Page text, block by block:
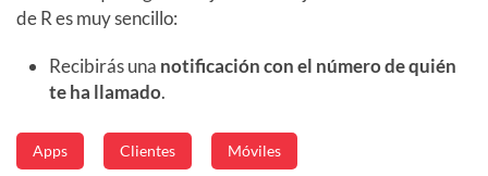
de R es muy sencillo:
Recibirás una notificación con el número de quién
te ha llamado.
Apps Clientes Móviles